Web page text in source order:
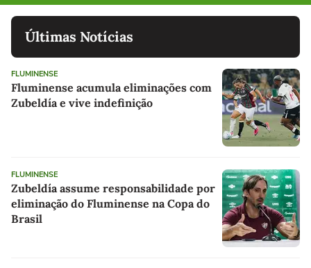
Últimas Notícias
FLUMINENSE
Fluminense acumula eliminações com
Zubeldía e vive indefinição
FLUMINENSE
Zubeldía assume responsabilidade por
eliminação do Fluminense na Copa do
Brasil